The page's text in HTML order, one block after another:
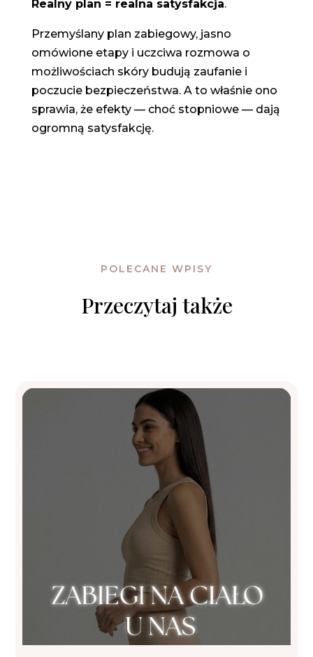
Realny plan = realna satysfakcja.
Przemyślany plan zabiegowy, jasno
omówione etapy i uczciwa rozmowa o
możliwościach skóry budują zaufanie i
poczucie bezpieczeństwa. A to właśnie ono
sprawia, że efekty — choć stopniowe — dają
ogromną satysfakcję.
POLECANE WPISY
Przeczytaj także